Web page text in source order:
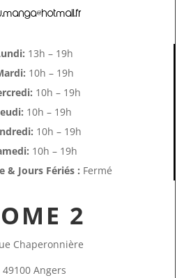
13h – 19h
10h – 19h
10h – 19h
10h – 19h
10h – 19h
10h – 19h
& Jours Fériés : Fermé
2
Chaperonnière
49100 Angers